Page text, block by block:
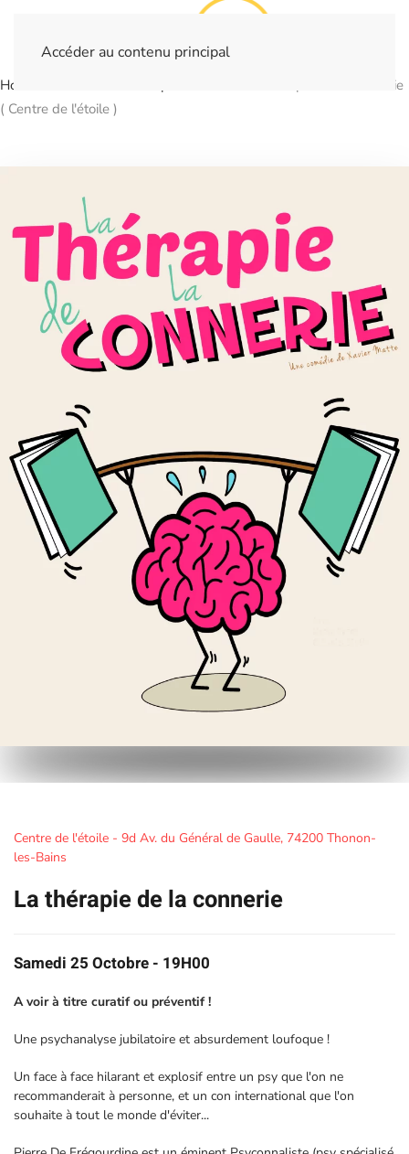
Accéder au contenu principal
Home
La thérapie de la connerie
( Centre de l'étoile )
Centre de l'étoile - 9d Av. du Général de Gaulle, 74200 Thonon-
les-Bains
La thérapie de la connerie
Samedi 25 Octobre - 19H00
A voir à titre curatif ou préventif !
Une psychanalyse jubilatoire et absurdement loufoque !
Un face à face hilarant et explosif entre un psy que l'on ne
recommanderait à personne, et un con international que l'on
souhaite à tout le monde d'éviter...